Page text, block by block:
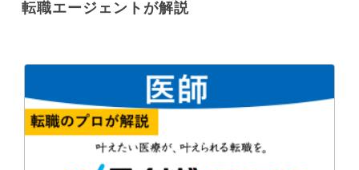
転職エージェントが解説